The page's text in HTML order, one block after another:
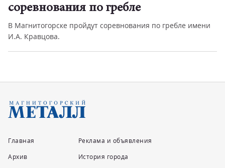
соревнования по гребле
В Магнитогорске пройдут соревнования по гребле имени
И.А. Кравцова.
Главная
Архив
Реклама и объявления
История города